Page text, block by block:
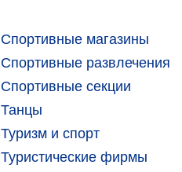
Спортивные магазины
Спортивные развлечения
Спортивные секции
Танцы
Туризм и спорт
Туристические фирмы